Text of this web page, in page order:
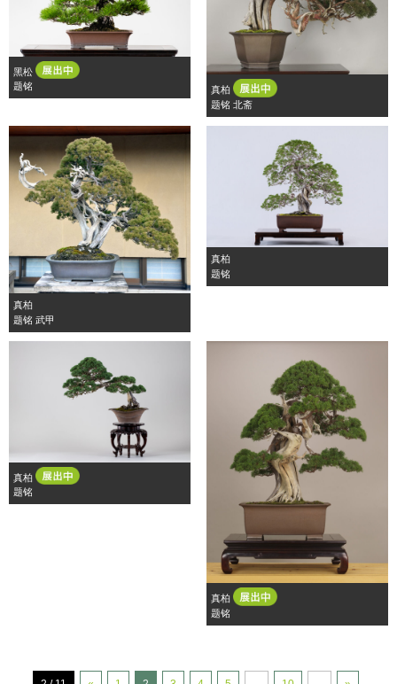
黑松
题铭
真柏
题铭 北斋
真柏
题铭 武甲
真柏
题铭
真柏
题铭
真柏
题铭